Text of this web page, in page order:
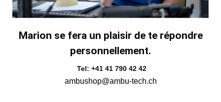
Marion se fera un plaisir de te répondre
personnellement.
Tel: +41 41 790 42 42
ambushop@ambu-tech.ch